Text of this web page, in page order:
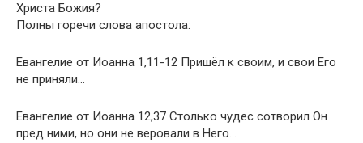
Христа Божия?
Полны горечи слова апостола:
Евангелие от Иоанна 1,11-12 Пришёл к своим, и свои Его
не приняли…
Евангелие от Иоанна 12,37 Столько чудес сотворил Он
пред ними, но они не веровали в Него…